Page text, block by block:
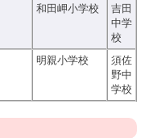
和田岬小学校
吉田
中学
校
明親小学校
須佐
野中
学校